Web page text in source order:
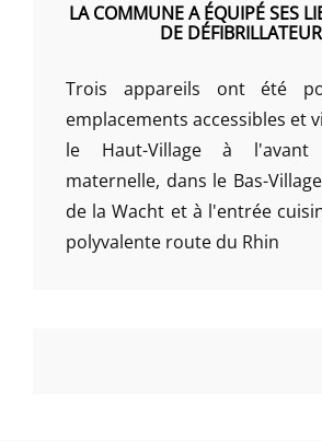
LA COMMUNE A ÉQUIPÉ SES
DE
Trois appareils ont été
emplacements accessibles et
le Haut-Village à
maternelle, dans le Bas-
de la Wacht et à l'entrée
polyvalente route du Rhin